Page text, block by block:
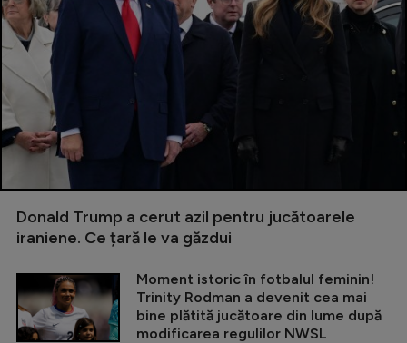
Donald Trump a cerut azil pentru jucătoarele
iraniene. Ce țară le va găzdui
Moment istoric în fotbalul feminin!
Trinity Rodman a devenit cea mai
bine plătită jucătoare din lume după
modificarea regulilor NWSL